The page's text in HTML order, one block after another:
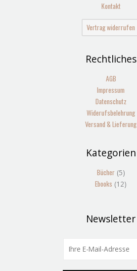
Kontakt
Vertrag widerrufen
Rechtliches
AGB
Impressum
Datenschutz
Widerufsbelehrung
Versand & Lieferung
Kategorien
Bücher 5
5
Ebooks 12
12
Newsletter
m